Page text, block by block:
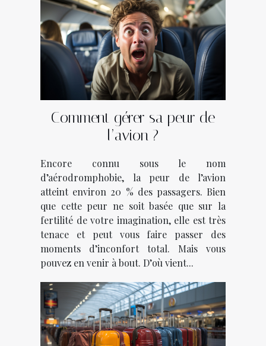
Comment gérer sa peur de
l’avion ?
Encore connu sous le nom
d’aérodromphobie, la peur de l’avion
atteint environ 20 % des passagers. Bien
que cette peur ne soit basée que sur la
fertilité de votre imagination, elle est très
tenace et peut vous faire passer des
moments d’inconfort total. Mais vous
pouvez en venir à bout. D’où vient...